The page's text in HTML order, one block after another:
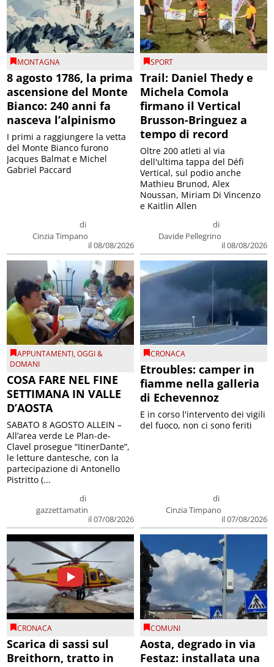
MONTAGNA
8 agosto 1786, la prima
ascensione del Monte
Bianco: 240 anni fa
nasceva l’alpinismo
di
Cinzia Timpano
il 08/08/2026
I primi a raggiungere la vetta
del Monte Bianco furono
Jacques Balmat e Michel
Gabriel Paccard
SPORT
Trail: Daniel Thedy e
Michela Comola
firmano il Vertical
Brusson-Bringuez a
tempo di record
di
Davide Pellegrino
il 08/08/2026
Oltre 200 atleti al via
dell'ultima tappa del Défì
Vertical, sul podio anche
Mathieu Brunod, Alex
Noussan, Miriam Di Vincenzo
e Kaitlin Allen
APPUNTAMENTI,OGGI &
DOMANI
COSA FARE NEL FINE
SETTIMANA IN VALLE
D’AOSTA
di
gazzettamatin
il 07/08/2026
SABATO 8 AGOSTO ALLEIN –
All’area verde Le Plan-de-
Clavel prosegue “ItinerDante”,
le letture dantesche, con la
partecipazione di Antonello
Pistritto (...
CRONACA
Etroubles: camper in
fiamme nella galleria
di Echevennoz
di
Cinzia Timpano
il 07/08/2026
E in corso l'intervento dei vigili
del fuoco, non ci sono feriti
CRONACA
Scarica di sassi sul
Breithorn, tratto in
COMUNI
Aosta, degrado in via
Festaz: installata una